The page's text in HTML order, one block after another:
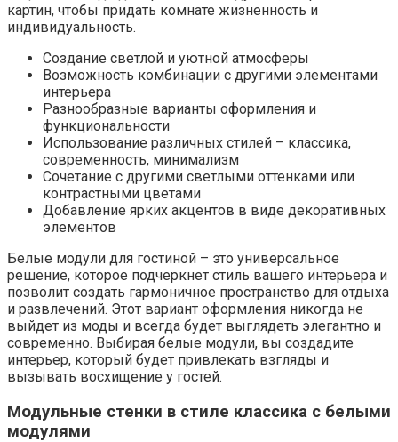
картин, чтобы придать комнате жизненность и
индивидуальность.
Создание светлой и уютной атмосферы
Возможность комбинации с другими элементами
интерьера
Разнообразные варианты оформления и
функциональности
Использование различных стилей – классика,
современность, минимализм
Сочетание с другими светлыми оттенками или
контрастными цветами
Добавление ярких акцентов в виде декоративных
элементов
Белые модули для гостиной – это универсальное
решение, которое подчеркнет стиль вашего интерьера и
позволит создать гармоничное пространство для отдыха
и развлечений. Этот вариант оформления никогда не
выйдет из моды и всегда будет выглядеть элегантно и
современно. Выбирая белые модули, вы создадите
интерьер, который будет привлекать взгляды и
вызывать восхищение у гостей.
Модульные стенки в стиле классика с белыми
модулями